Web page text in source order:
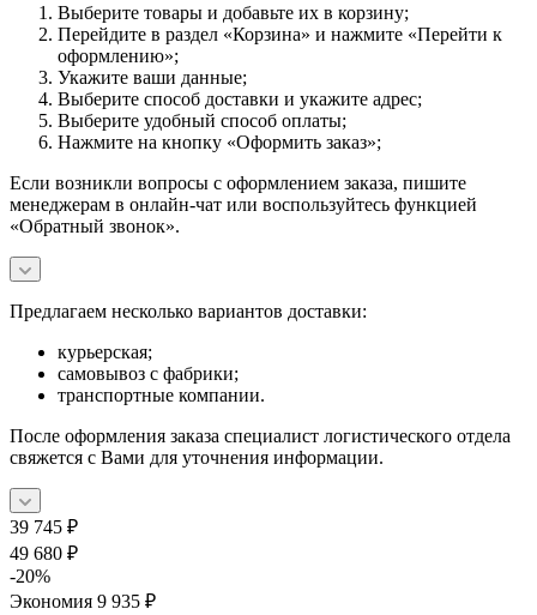
Выберите товары и добавьте их в корзину;
Перейдите в раздел «Корзина» и нажмите «Перейти к
оформлению»;
Укажите ваши данные;
Выберите способ доставки и укажите адрес;
Выберите удобный способ оплаты;
Нажмите на кнопку «Оформить заказ»;
Если возникли вопросы с оформлением заказа, пишите
менеджерам в онлайн-чат или воспользуйтесь функцией
«Обратный звонок».
Предлагаем несколько вариантов доставки:
курьерская;
самовывоз с фабрики;
транспортные компании.
После оформления заказа специалист логистического отдела
свяжется с Вами для уточнения информации.
39 745 ₽
49 680 ₽
-20%
Экономия 9 935 ₽